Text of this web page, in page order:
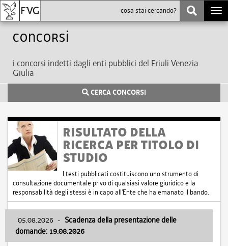
Concorsi
i concorsi indetti dagli enti pubblici del Friuli Venezia
Giulia
CERCA CONCORSI
RISULTATO DELLA
RICERCA PER TITOLO DI
STUDIO
I testi pubblicati costituiscono uno strumento di
consultazione documentale privo di qualsiasi valore giuridico e la
responsabilità degli stessi è in capo all'Ente che ha emanato il bando.
05.08.2026 - Scadenza della presentazione delle
domande: 19.08.2026